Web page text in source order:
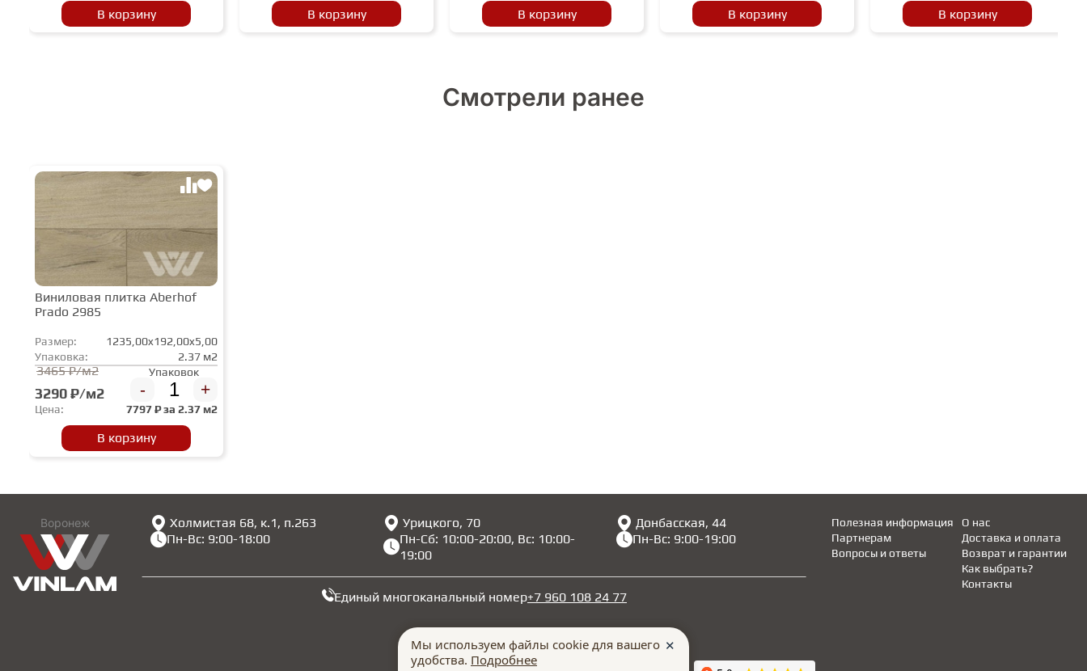
В корзину В корзину В корзину В корзину В корзину
Смотрели ранее
Виниловая плитка Aberhof
Prado 2985
Размер:
1235,00x192,00x5,00
Упаковка:
2.37 м2
3465 ₽/м2
3290 ₽/м2
Упаковок
- +
Цена: 7797₽ за 2.37 м2
В корзину
Воронеж
Холмистая 68, к.1, п.263
Пн-Вс: 9:00-18:00
Урицкого, 70
Пн-Сб: 10:00-20:00, Вс: 10:00-
19:00
Донбасская, 44
Пн-Вс: 9:00-19:00
Единый многоканальный номер+7 960 108 24 77
Полезная информация
Партнерам
Вопросы и ответы
Доставка и оплата
Возврат и гарантии
Как выбрать?
О нас
Контакты
Мы используем файлы cookie для вашего
удобства. Подробнее
✕